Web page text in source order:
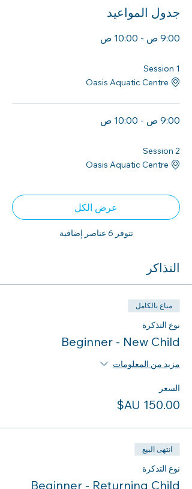
جدول المواعيد
9:00 ص - 10:00 ص
Session 1
Oasis Aquatic Centre
9:00 ص - 10:00 ص
Session 2
Oasis Aquatic Centre
تتوفر 6 عناصر إضافية
عرض الكل
التذاكر
مباع بالكامل
نوع التذكرة
Beginner - New Child
مزيد من المعلومات
السعر
انتهى البيع
نوع التذكرة
Beginner - Returning Child